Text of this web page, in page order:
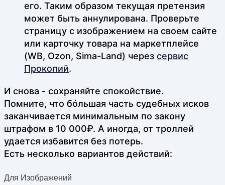
его. Таким образом текущая претензия
может быть аннулирована. Проверьте
страницу с изображением на своем сайте
или карточку товара на маркетплейсе
(WB, Ozon, Sima-Land) через сервис
Прокопий.
И снова - сохраняйте спокойствие.
Помните, что бóльшая часть судебных исков
заканчивается минимальным по закону
штрафом в 10 000₽. А иногда, от троллей
удается избавится без потерь.
Есть несколько вариантов действий:
Для Изображений